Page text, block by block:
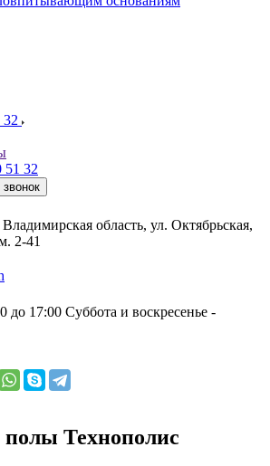
32
51 32
звонок
область, ул. Октябрьская,
2-41
до 17:00 Суббота и воскресенье -
Технополис